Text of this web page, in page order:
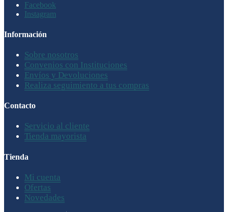
Facebook
Instagram
Información
Sobre nosotros
Convenios con Instituciones
Envíos y Devoluciones
Realiza seguimiento a tus compras
Contacto
Servicio al cliente
Tienda mayorista
Tienda
Mi cuenta
Ofertas
Novedades